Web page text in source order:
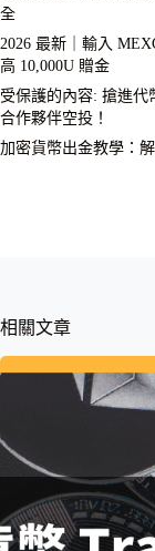
全
2026 最新｜輸入
高 10,000U 贈金
受保護的內容: 搶進代
合作夥伴空投！
加密貨幣出金教學：
相關文章